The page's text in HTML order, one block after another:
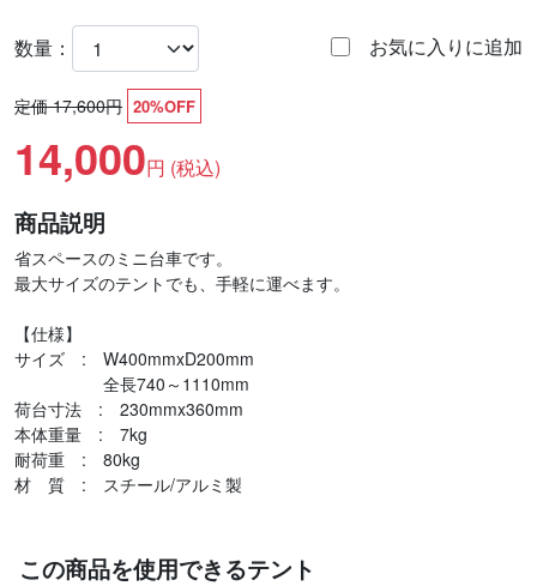
数量： お気に入りに追加
定価 17,600円 20%OFF
14,000円 (税込)
商品説明
省スペースのミニ台車です。
最大サイズのテントでも、手軽に運べます。
【仕様】
サイズ : W400mmxD200mm
全長740～1110mm
荷台寸法 : 230mmx360mm
本体重量 : 7kg
耐荷重 : 80kg
材 質 : スチール/アルミ製
この商品を使用できるテント